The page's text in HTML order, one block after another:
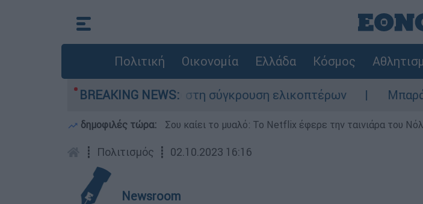
Πολιτική Οικονομία Ελλάδα Κόσμος
BREAKING NEWS:
τη ζωή του στη σύγκρουση ελικοπτέρων Μπαράζ προκλήσεων
δημοφιλές τώρα: Σου καίει το μυαλό: Το Netflix έφερε την ταινιάρα του
┋ Πολιτισμός ┋ 02.10.2023 16:16
Newsroom